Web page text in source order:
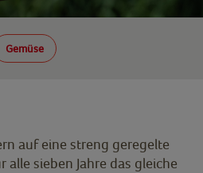
Gemüse
auf eine streng geregelte
alle sieben Jahre das gleiche